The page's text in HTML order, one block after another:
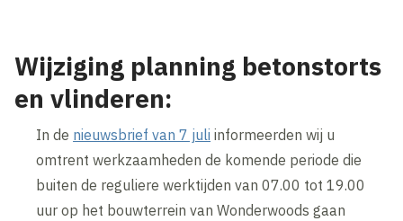
Wijziging planning betonstorts
en vlinderen:
In de nieuwsbrief van 7 juli informeerden wij u
omtrent werkzaamheden de komende periode die
buiten de reguliere werktijden van 07.00 tot 19.00
uur op het bouwterrein van Wonderwoods gaan